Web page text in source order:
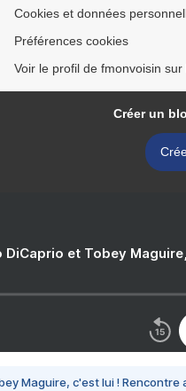
Cookies et données
Préférences cookies
Voir le profil de fmonvoisin
Créer un
DiCaprio et Tobey
Maguire, c'est lui ! Rencontre